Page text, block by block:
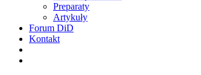
Preparaty
Artykuły
Forum DiD
Kontakt